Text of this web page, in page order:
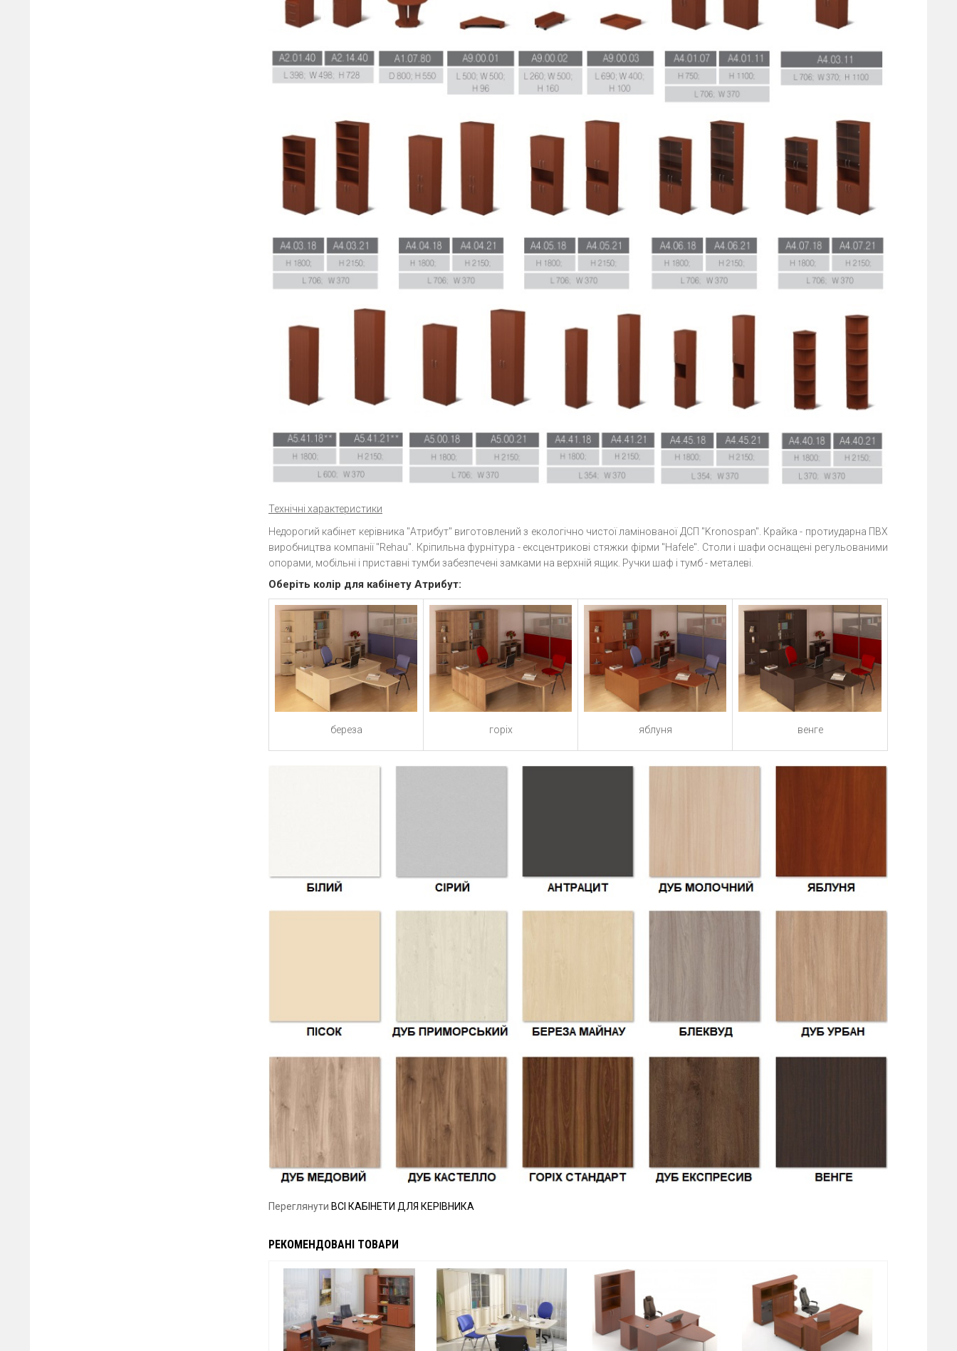
Технічні характеристики
Недорогий кабінет керівника "Атрибут" виготовлений з екологічно чистої ламінованої ДСП "Kronospan". Крайка - протиударна ПВХ
виробництва компанії "Rehau". Кріпильна фурнітура - ексцентрикові стяжки фірми "Hafele". Столи і шафи оснащені регульованими
опорами, мобільні і приставні тумби забезпечені замками на верхній ящик. Ручки шаф і тумб - металеві.
Оберіть колір для кабінету Атрибут:
береза горіх яблуня венге
Переглянути ВСІ КАБІНЕТИ ДЛЯ КЕРІВНИКА
РЕКОМЕНДОВАНІ ТОВАРИ